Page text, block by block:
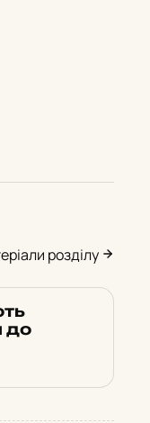
розділу
до